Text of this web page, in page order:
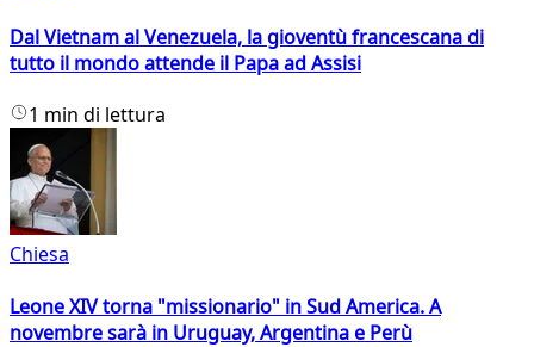
Dal Vietnam al Venezuela, la gioventù francescana di
tutto il mondo attende il Papa ad Assisi
1 min di lettura
Chiesa
Leone XIV torna "missionario" in Sud America. A
novembre sarà in Uruguay, Argentina e Perù